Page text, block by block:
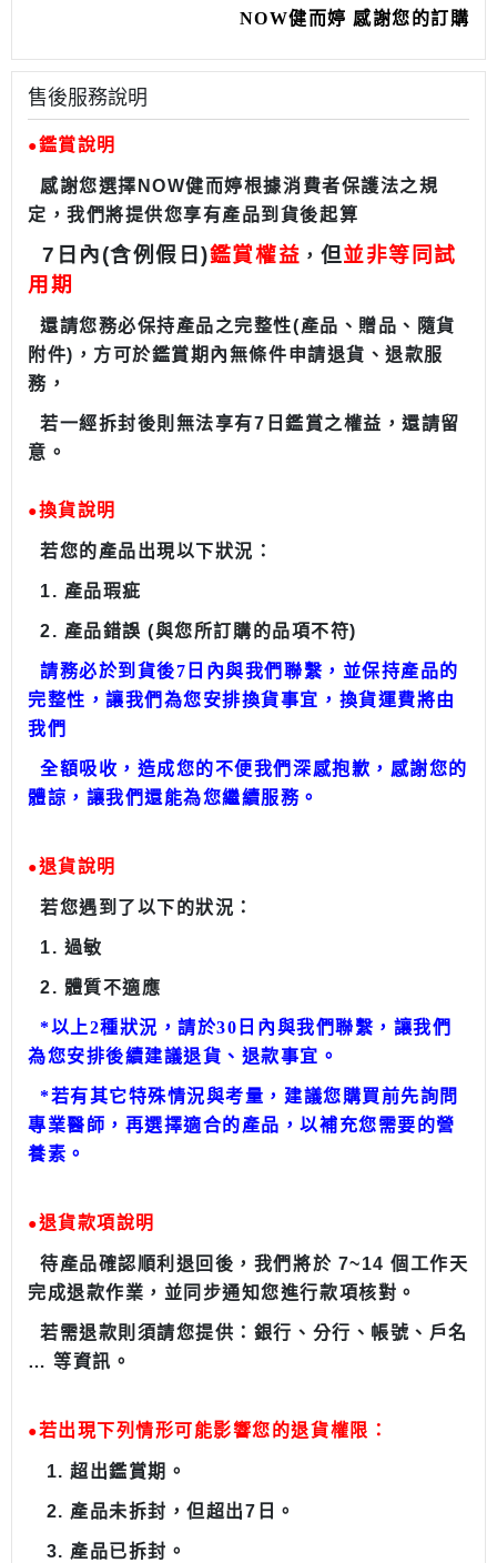
NOW健而婷 感謝您的訂購
售後服務說明
●鑑賞說明
感謝您選擇 NOW健而婷根據消費者保護法之規
定，我們將提供您享有產品到貨後起算
7 日內(含例假日)鑑賞權益 ， 但並非等同試
用期
還請您務必保持產品之完整性(產品、贈品、隨貨
附件) ，方可於鑑賞期內無條件申請退貨、退款服
務，
若一經拆封後則無法享有7 日鑑賞之權益，還請留
意。
●換貨說明
若您的產品出現以下狀況：
1. 產品瑕疵
2. 產品錯誤 (與您所訂購的品項不符)
請務必於到貨後7 日內與我們聯繫，並保持產品的
完整性，讓我們為您安排換貨事宜，換貨運費將由
我們
全額吸收， 造成您的不便我們深感抱歉，感謝您的
體諒，讓我們還能為您繼續服務。
●退貨說明
若您遇到了以下的狀況：
1. 過敏
2. 體質不適應
*以上2種狀況，請於30 日內與我們聯繫，讓我們
為您安排後續建議退貨、退款事宜。
*若有其它特殊情況與考量，建議您購買前先詢問
專業醫師，再選擇適合的產品，以補充您需要的營
養素。
●退貨款項說明
待產品確認順利退回後，我們將於 7~14個工作天
完成退款作業，並同步通知您進行款項核對。
若需退款則須請您提供：銀行、分行、帳號、戶名
… 等資訊。
●若出現下列情形可能影響您的退貨權限：
1.超出鑑賞期。
2. 產品未拆封，但超出7 日。
3. 產品已拆封。